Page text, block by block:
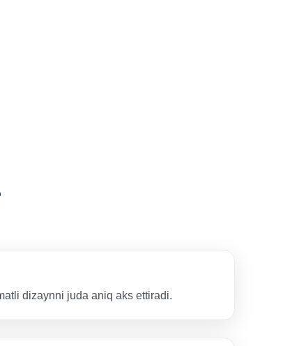
dizaynni juda aniq aks ettiradi.